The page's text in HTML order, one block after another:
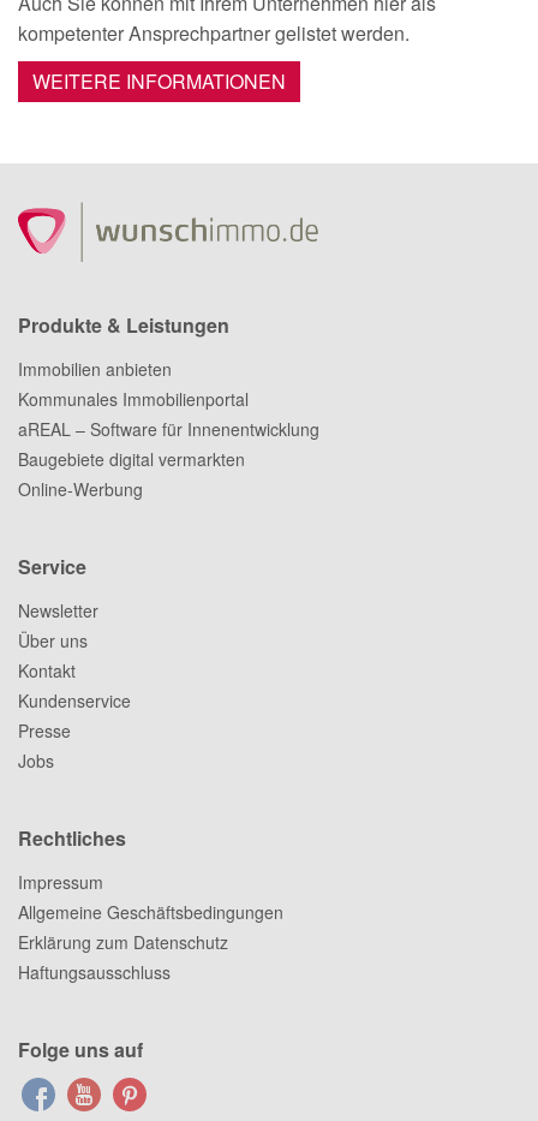
kompetenter Ansprechpartner gelistet werden.
WEITERE INFORMATIONEN
Produkte & Leistungen
Immobilien anbieten
Kommunales Immobilienportal
aREAL – Software für Innenentwicklung
Baugebiete digital vermarkten
Online-Werbung
Service
Newsletter
Über uns
Kontakt
Kundenservice
Presse
Jobs
Rechtliches
Impressum
Allgemeine Geschäftsbedingungen
Erklärung zum Datenschutz
Haftungsausschluss
Folge uns auf